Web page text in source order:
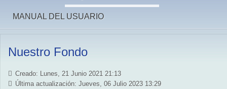
MANUAL DEL USUARIO
Nuestro Fondo
Creado: Lunes, 21 Junio 2021 21:13
Última actualización: Jueves, 06 Julio 2023 13:29